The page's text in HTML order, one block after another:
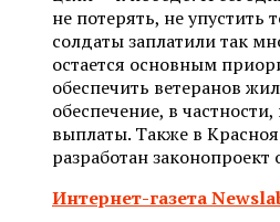
не потерять, не упустить
солдаты заплатили так
остается основным
обеспечить ветеранов
обеспечение, в
выплаты. Также в
разработан
Интернет-газета